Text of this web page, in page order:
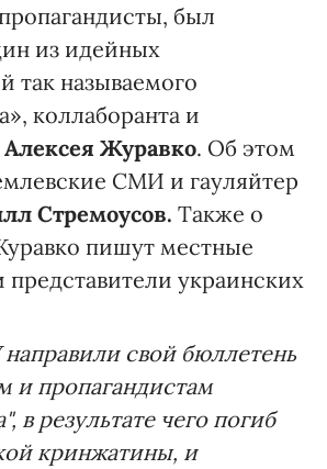
был
из идейных
так называемого
коллаборанта и
Алексея Журавко. Об этом
СМИ и гауляйтер
Стремоусов. Также о
пишут местные
украинских
свой бюллетень
и пропагандистам
в результате чего погиб
кринжатины, и